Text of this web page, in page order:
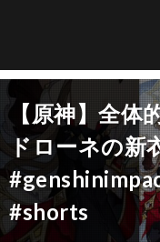
【原神】全体
ドローネの新
#shorts